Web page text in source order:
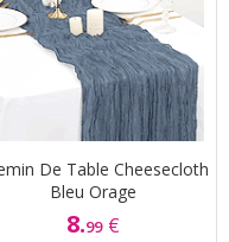
De Table Cheesecloth
Bleu Orage
8.99 €